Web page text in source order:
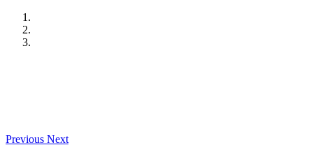
Skip
content
Previous Next